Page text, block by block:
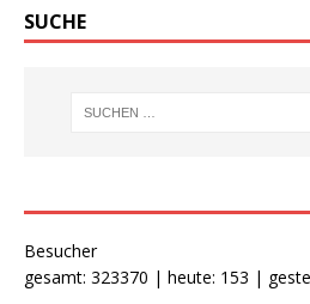
SUCHE
Besucher
gesamt: 323370 | heute: 153 |